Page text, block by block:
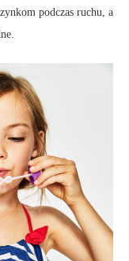
podczas ruchu, a